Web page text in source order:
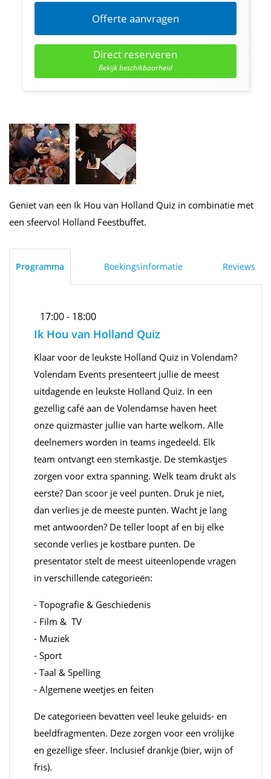
Offerte aanvragen
Direct reserveren
Bekijk beschikbaarheid
Geniet van een Ik Hou van Holland Quiz in combinatie met
een sfeervol Holland Feestbuffet.
Programma Boekingsinformatie Reviews
17:00 - 18:00
Ik Hou van Holland Quiz
Klaar voor de leukste Holland Quiz in Volendam?
Volendam Events presenteert jullie de meest
uitdagende en leukste Holland Quiz. In een
gezellig café aan de Volendamse haven heet
onze quizmaster jullie van harte welkom. Alle
deelnemers worden in teams ingedeeld. Elk
team ontvangt een stemkastje. De stemkastjes
zorgen voor extra spanning. Welk team drukt als
eerste? Dan scoor je veel punten. Druk je niet,
dan verlies je de meeste punten. Wacht je lang
met antwoorden? De teller loopt af en bij elke
seconde verlies je kostbare punten. De
presentator stelt de meest uiteenlopende vragen
in verschillende categorieën:
- Topografie & Geschiedenis
- Film & TV
- Muziek
- Sport
- Taal & Spelling
- Algemene weetjes en feiten
De categorieën bevatten veel leuke geluids- en
beeldfragmenten. Deze zorgen voor een vrolijke
en gezellige sfeer. Inclusief drankje (bier, wijn of
fris).